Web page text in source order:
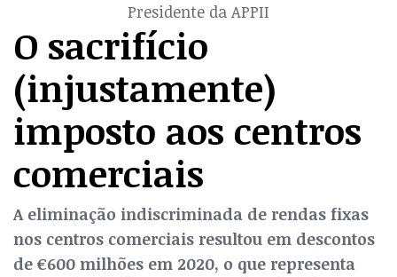
Presidente da APPII
O sacrifício
(injustamente)
imposto aos centros
comerciais
A eliminação indiscriminada de rendas fixas
nos centros comerciais resultou em descontos
de €600 milhões em 2020, o que representa